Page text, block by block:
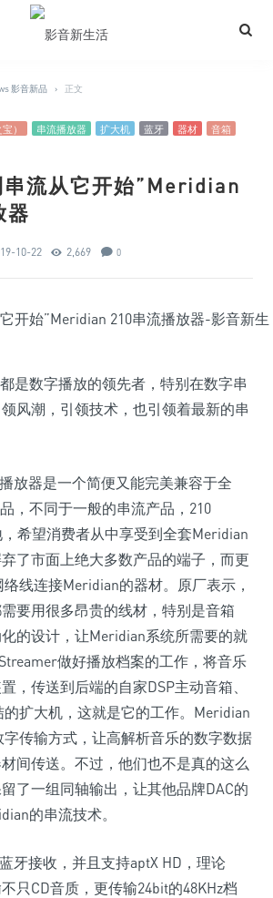
影音新品 › 正文
） 串流播放器 扩大机 蓝牙 器材
音箱
流从它开始”Meridian
器
10-22 2,669 0
是数字播放的领先者，特别在数字串
风潮，引领技术，也引领着最新的串
放器是一个简便又能完美兼容于全
，不同于一般的串流产品，210
希望消费者从中享受到全套Meridian
了市面上绝大多数产品的端子，而更
线连接Meridian的器材。原厂表示，
要用很多昂贵的线材，特别是音箱
的设计，让Meridian系统所需要的就
做好播放档案的工作，将音乐
，传送到后端的自家DSP主动音箱、
的扩大机，这就是它的工作。Meridian
传输方式，让高解析音乐的数字数据
间传送。不过，他们也不是真的这么
了一组同轴输出，让其他品牌DAC的
的串流技术。
牙接收，并且支持aptX HD，理论
只CD音质，更传输24bit的48KHz档